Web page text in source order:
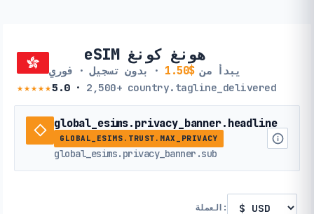
eSIM هونغ كونغ
يبدأ من$1.50
· بدون تسجيل · فوري
★★★★★5.0· 2,500+ country.tagline_delivered
global_esims.privacy_banner.headline
GLOBAL_ESIMS.TRUST.MAX_PRIVACY
global_esims.privacy_banner.sub
العملة: